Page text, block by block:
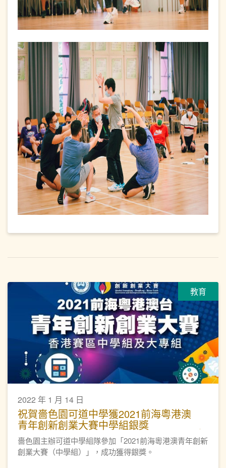
教育
2022 年 1 月 14 日
祝賀嗇色園可道中學獲2021前海粵港澳
青年創新創業大賽中學組銀獎
嗇色園主辦可道中學組隊參加「2021前海粵港澳青年創新
創業大賽（中學組）」，成功獲得銀獎。